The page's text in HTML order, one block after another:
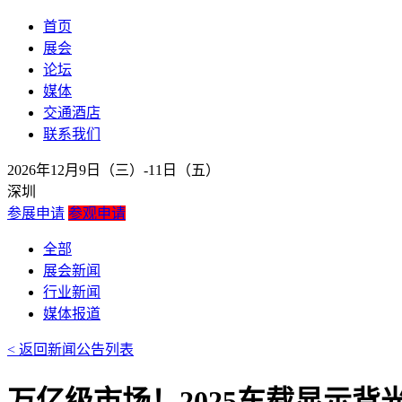
首页
展会
论坛
媒体
交通酒店
联系我们
2026年12月9日（三）-11日（五）
深圳
参展申请 参观申请
全部
展会新闻
行业新闻
媒体报道
< 返回新闻公告列表